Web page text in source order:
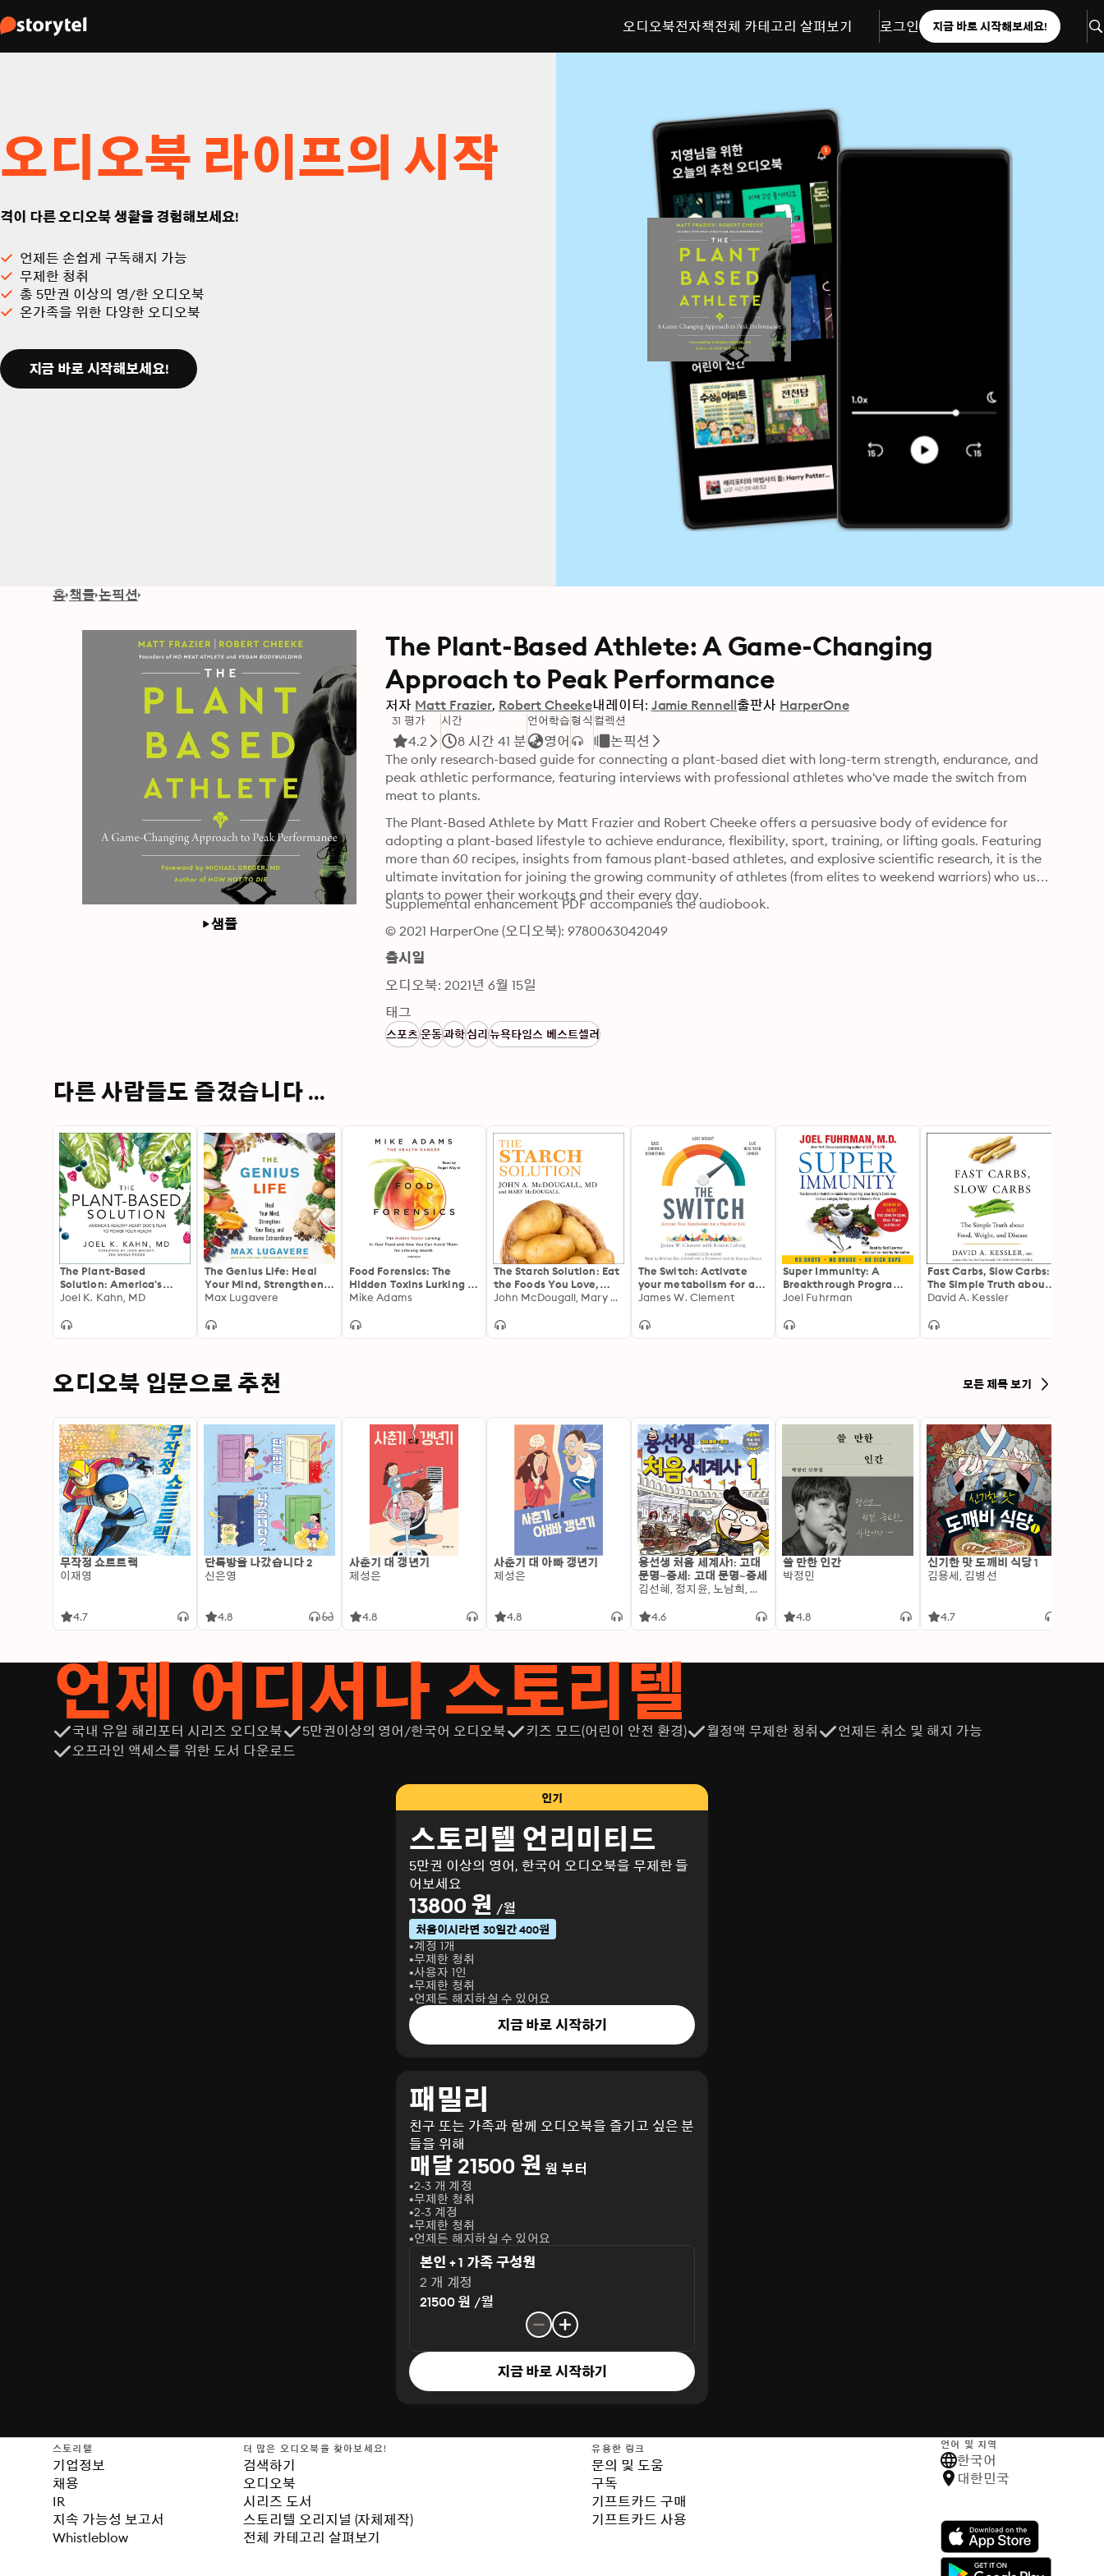
오디오북전자책전체 카테고리 살펴보기 로그인 지금 바로 시작해보세요!
오디오북 라이프의 시작
격이 다른 오디오북 생활을 경험해보세요!
언제든 손쉽게 구독해지 가능
무제한 청취
총 5만권 이상의 영/한 오디오북
온가족을 위한 다양한 오디오북
지금 바로 시작해보세요!
홈 책들 논픽션
샘플
The Plant-Based Athlete: A Game-Changing
Approach to Peak Performance
저자 Matt Frazier Robert Cheeke내레이터: Jamie Rennell출판사 HarperOne
31 평가
4.2
시간
8 시간 41 분
언어학습
영어
형식 컬렉션
논픽션
The only research-based guide for connecting a plant-based diet with long-term strength, endurance, and
peak athletic performance, featuring interviews with professional athletes who've made the switch from
meat to plants.
The Plant-Based Athlete by Matt Frazier and Robert Cheeke offers a persuasive body of evidence for
adopting a plant-based lifestyle to achieve endurance, flexibility, sport, training, or lifting goals. Featuring
more than 60 recipes, insights from famous plant-based athletes, and explosive scientific research, it is the
ultimate invitation for joining the growing community of athletes (from elites to weekend warriors) who use
plants to power their workouts and their every day.
Supplemental enhancement PDF accompanies the audiobook.
© 2021 HarperOne (오디오북): 9780063042049
출시일
오디오북: 2021년 6월 15일
태그
스포츠운동과학심리뉴욕타임스 베스트셀러
다른 사람들도 즐겼습니다 ...
The Plant-Based
Solution: America's
Healthy Heart Doc's
Health
Joel K. Kahn, MD
The Genius Life: Heal
Your Mind, Strengthen
Your Body, and Become
Max Lugavere
Food Forensics: The
Hidden Toxins Lurking in
Your Food and How You
Lifelong Health
Mike Adams
The Starch Solution: Eat
the Foods You Love,
Regain Your Health, and
Good!
John McDougall, Mary McDougall
The Switch: Activate
your metabolism for a
healthier life
James W. Clement
Super Immunity: A
Breakthrough Program
to Boost the Body's
Healthy All Year Round
Joel Fuhrman
Fast Carbs, Slow Carbs:
The Simple Truth about
Food, Weight, and
David A. Kessler
오디오북 입문으로 추천 모든 제목 보기
무작정 쇼트트랙
이재영
4.7
단톡방을 나갔습니다 2
신은영
4.8
사춘기 대 갱년기
제성은
4.8
사춘기 대 아빠 갱년기
제성은
4.8
용선생 처음 세계사1: 고대
문명~중세: 고대 문명~중세
김선혜, 정지윤, 노남희, 뭉선생, 윤효식, 이우일, 김선빈, 사회평론 역사연구소
4.6
쓸 만한 인간
박정민
4.8
신기한 맛 도깨비 식당 1
김용세, 김병선
4.7
언제 어디서나 스토리텔
국내 유일 해리포터 시리즈 오디오북 5만권이상의 영어/한국어 오디오북 키즈 모드(어린이 안전 환경) 월정액 무제한 청취
언제든 취소 및 해지 가능
오프라인 액세스를 위한 도서 다운로드
인기
스토리텔 언리미티드
5만권 이상의 영어, 한국어 오디오북을 무제한 들
어보세요
13800 원 /월
처음이시라면 30일간 400원
계정 1개
무제한 청취
사용자 1인
무제한 청취
언제든 해지하실 수 있어요
지금 바로 시작하기
패밀리
친구 또는 가족과 함께 오디오북을 즐기고 싶은 분
들을 위해
매달 21500 원 원 부터
2-3 개 계정
무제한 청취
2-3 계정
무제한 청취
언제든 해지하실 수 있어요
본인 + 1 가족 구성원
2 개 계정
21500 원 /월
지금 바로 시작하기
스토리텔
기업정보
채용
IR
지속 가능성 보고서
Whistleblow
더 많은 오디오북을 찾아보세요!
검색하기
오디오북
시리즈 도서
스토리텔 오리지널 (자체제작)
전체 카테고리 살펴보기
유용한 링크
문의 및 도움
구독
기프트카드 구매
기프트카드 사용
언어 및 지역
한국어
대한민국